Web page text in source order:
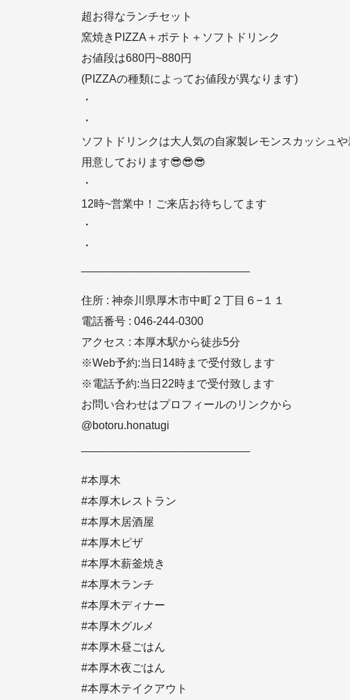
超お得なランチセット️
窯焼きPIZZA＋ポテト＋ソフトドリンク
お値段は680円~880円
(PIZZAの種類によってお値段が異なります)
・
・
ソフトドリンクは大人気の自家製レモンスカッシュ
用意しております😎😎😎
・
12時~営業中！ご来店お待ちしてます️️
・
・
住所 : 神奈川県厚木市中町２丁目６−１１
電話番号️ : 046-244-0300
アクセス : 本厚木駅から徒歩5分
※Web予約:当日14時まで受付致します
※電話予約:当日22時まで受付致します
お問い合わせはプロフィールのリンクから
@botoru.honatugi
#本厚木
#本厚木レストラン
#本厚木居酒屋
#本厚木ピザ
#本厚木薪釜焼き
#本厚木ランチ
#本厚木ディナー
#本厚木グルメ
#本厚木昼ごはん
#本厚木夜ごはん
#本厚木テイクアウト